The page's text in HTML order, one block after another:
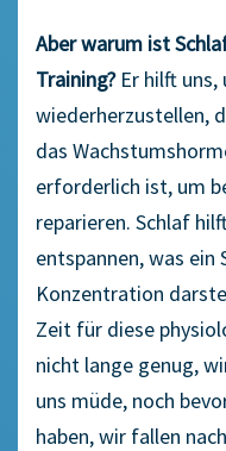
Aber warum ist
Training?Er hilft uns,
wiederherzustellen,
das
erforderlich ist, um
reparieren. Schlaf
entspannen, was
Konzentration
Zeit für diese
nicht lange genug,
uns müde, noch
haben, wir fallen